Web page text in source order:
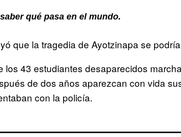
qué pasa en el mundo.
que la tragedia de Ayotzinapa se
los 43 estudiantes desaparecidos
de dos años aparezcan con vida
con la policía.